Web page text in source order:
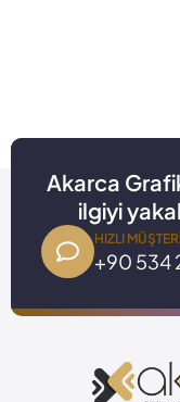
Akarca
ilgiyi
HIZLI
+90 534